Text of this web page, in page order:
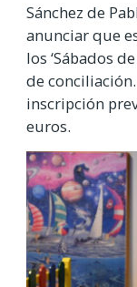
Sánchez de
anunciar que
los ‘Sábados
de conciliación.
inscripción
euros.